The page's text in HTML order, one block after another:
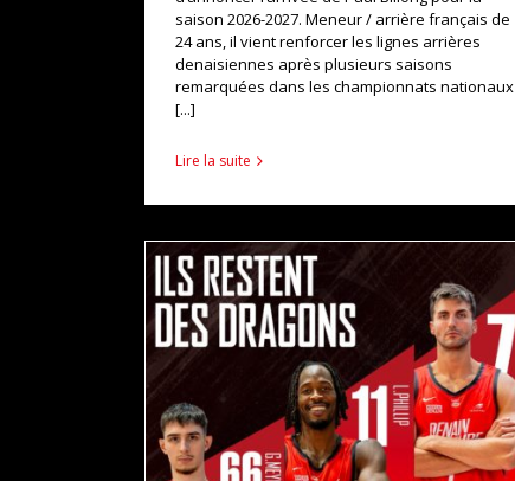
saison 2026-2027. Meneur / arrière français de
24 ans, il vient renforcer les lignes arrières
denaisiennes après plusieurs saisons
remarquées dans les championnats nationaux
[...]
Lire la suite